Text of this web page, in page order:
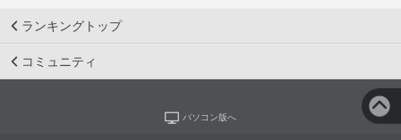
ランキングトップ
コミュニティ
パソコン版へ